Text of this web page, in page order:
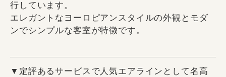
行しています。
エレガントなヨーロピアンスタイルの外観とモダ
ンでシンプルな客室が特徴です。
▼定評あるサービスで人気エアラインとして名高